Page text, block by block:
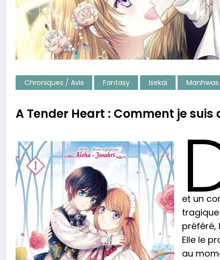
Chroniques / Avis Fantasy Isekaï
A Tender Heart : Comment je
et un
préféré,
Elle le
au